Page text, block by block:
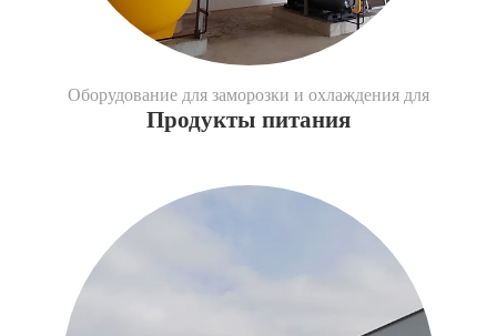
Оборудование для заморозки и охлаждения для
Продукты питания